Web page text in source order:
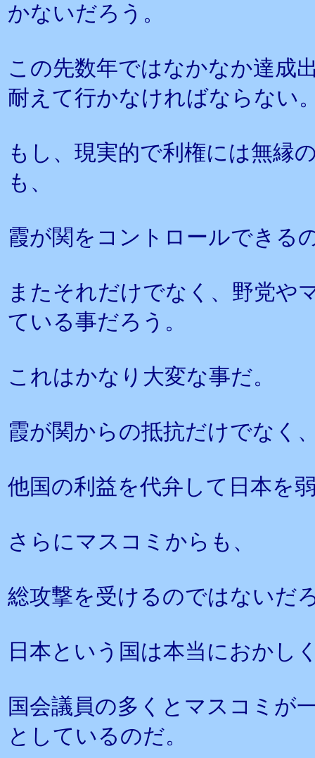
かないだろう。
この先数年ではなかなか達成
耐えて行かなければならない
もし、現実的で利権には無縁
も、
霞が関をコントロールできる
またそれだけでなく、野党や
ている事だろう。
これはかなり大変な事だ。
霞が関からの抵抗だけでなく
他国の利益を代弁して日本を
さらにマスコミからも、
総攻撃を受けるのではないだ
日本という国は本当におかし
国会議員の多くとマスコミが
としているのだ。